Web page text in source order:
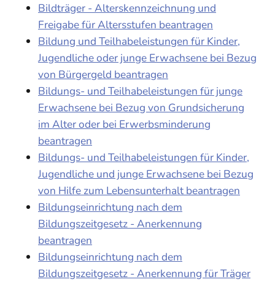
Bildträger - Alterskennzeichnung und
Freigabe für Altersstufen beantragen
Bildung und Teilhabeleistungen für Kinder,
Jugendliche oder junge Erwachsene bei Bezug
von Bürgergeld beantragen
Bildungs- und Teilhabeleistungen für junge
Erwachsene bei Bezug von Grundsicherung
im Alter oder bei Erwerbsminderung
beantragen
Bildungs- und Teilhabeleistungen für Kinder,
Jugendliche und junge Erwachsene bei Bezug
von Hilfe zum Lebensunterhalt beantragen
Bildungseinrichtung nach dem
Bildungszeitgesetz - Anerkennung
beantragen
Bildungseinrichtung nach dem
Bildungszeitgesetz - Anerkennung für Träger